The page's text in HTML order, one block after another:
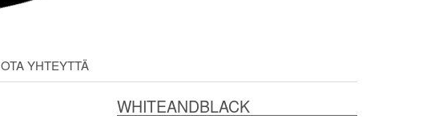
OTA YHTEYTTÄ
WHITEANDBLACK